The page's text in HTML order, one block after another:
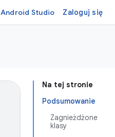
Android Studio Zaloguj się
Na tej stronie
Podsumowanie
Zagnieżdżone
klasy